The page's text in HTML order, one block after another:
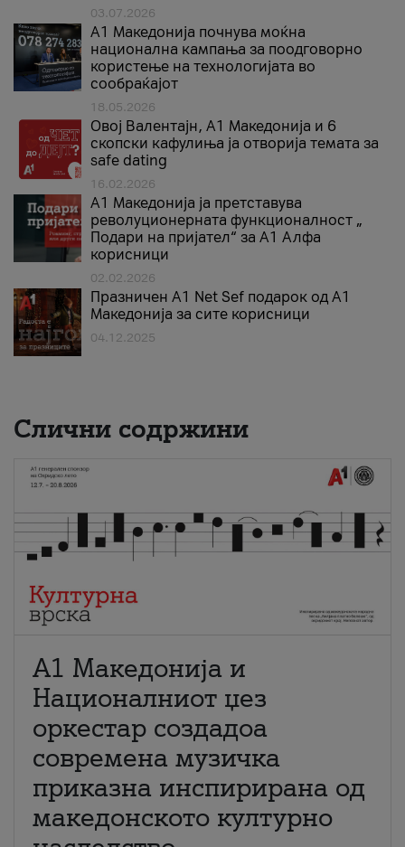
03.07.2026
A1 Македонија почнува моќна
национална кампања за поодговорно
користење на технологијата во
сообраќајот
18.05.2026
Овој Валентајн, A1 Македонија и 6
скопски кафулиња ја отворија темата за
safe dating
16.02.2026
А1 Македонија ја претставува
револуционерната функционалност „
Подари на пријател“ за А1 Алфа
корисници
02.02.2026
Празничен A1 Net Sеf подарок од А1
Македонија за сите корисници
04.12.2025
Слични содржини
А1 Македонија и
Националниот џез
оркестар создадоа
современа музичка
приказна инспирирана од
македонското културно